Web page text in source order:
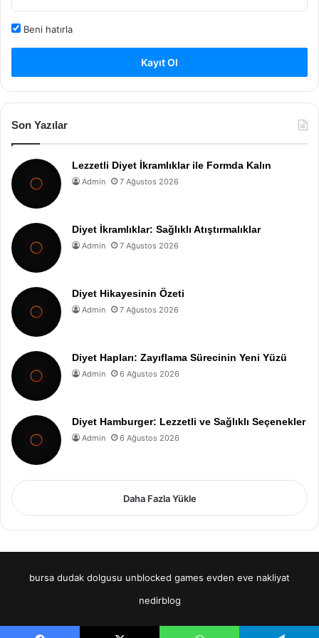
Beni hatırla
Kayıt Ol
Son Yazılar
Lezzetli Diyet İkramlıklar ile Formda Kalın
Admin 7 Ağustos 2026
Diyet İkramlıklar: Sağlıklı Atıştırmalıklar
Admin 7 Ağustos 2026
Diyet Hikayesinin Özeti
Admin 7 Ağustos 2026
Diyet Hapları: Zayıflama Sürecinin Yeni Yüzü
Admin 6 Ağustos 2026
Diyet Hamburger: Lezzetli ve Sağlıklı Seçenekler
Admin 6 Ağustos 2026
Daha Fazla Yükle
bursa dudak dolgusu unblocked games evden eve nakliyat
nedirblog